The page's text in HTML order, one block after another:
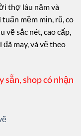
thợ lâu năm và
mềm mịn, rũ, co
vẽ sắc nét, cao cấp,
may, và vẽ theo
sẵn, shop có nhận